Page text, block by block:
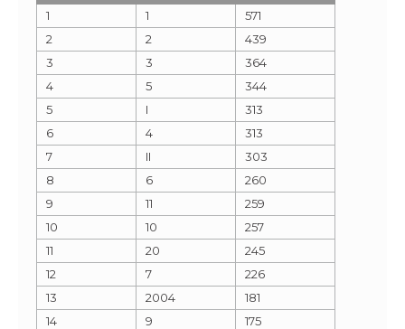
1
1
571
2
2
439
3
3
364
4
5
344
5
I
313
6
4
313
7
II
303
8
6
260
9
11
259
10
10
257
11
20
245
12
7
226
13
2004
181
14
9
175